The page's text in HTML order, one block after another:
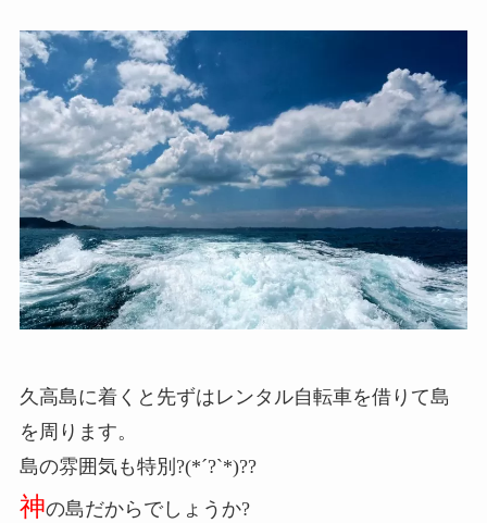
久高島に着くと先ずはレンタル自転車を借りて島
を周ります。
島の雰囲気も特別?(*´?`*)??
神の島だからでしょうか?